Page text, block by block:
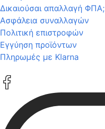
Δικαιούσαι απαλλαγή ΦΠΑ;
Ασφάλεια συναλλαγών
Πολιτική επιστροφών
Εγγύηση προϊόντων
Πληρωμές με Klarna